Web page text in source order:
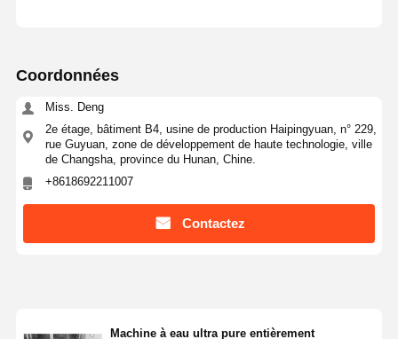
Coordonnées
Miss. Deng
2e étage, bâtiment B4, usine de production Haipingyuan, n° 229,
rue Guyuan, zone de développement de haute technologie, ville
de Changsha, province du Hunan, Chine.
+8618692211007
Contactez
Machine à eau ultra pure entièrement